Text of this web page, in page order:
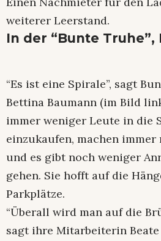
weiterer Leerstand.
In der “Bunte Truhe”,
“Es ist eine Spirale”, sagt
Bettina Baumann (im Bild
immer weniger Leute in die
einzukaufen, machen immer
und es gibt noch weniger
gehen. Sie hofft auf die
Parkplätze.
“Überall wird man auf die
sagt ihre Mitarbeiterin Beate